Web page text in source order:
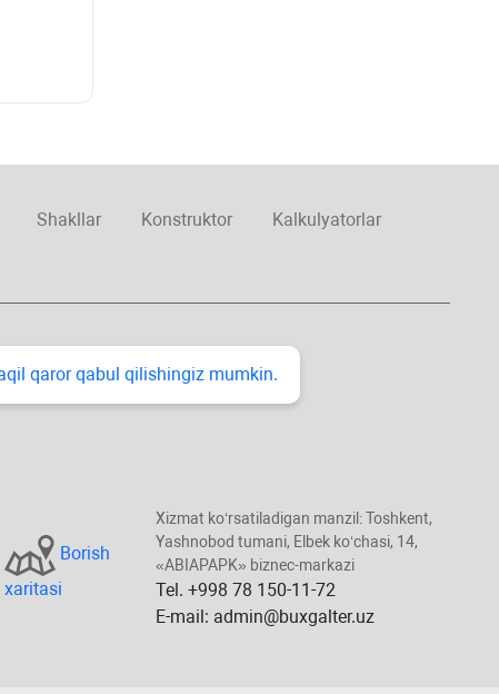
Shakllar Konstruktor Kalkulyatorlar
qaror qabul qilishingiz mumkin.
Borish
хaritasi
Xizmat koʻrsatiladigan manzil: Toshkent,
Yashnobod tumani, Elbek koʻchasi, 14,
«ABIAPAPK» biznec-markazi
Tel. +998 78 150-11-72
E-mail: admin@buxgalter.uz